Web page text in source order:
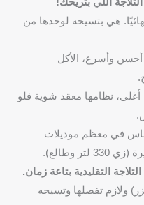
هي بتسيحه لوحدها من
أحسن وأسرع، الأكل
أغلى، نظامها معقد شوية فلو
في معظم موديلات
لتر وطالع).
ولازم تفصلها وتسيحه